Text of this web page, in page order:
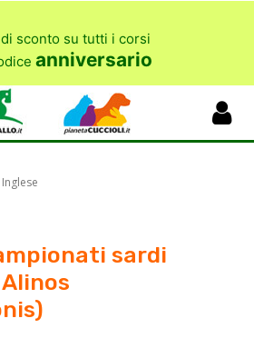
di sconto su tutti i corsi
anniversario
sardi